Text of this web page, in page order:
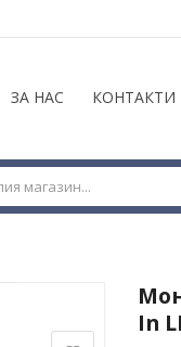
ЗА НАС КОНТАКТИ
In